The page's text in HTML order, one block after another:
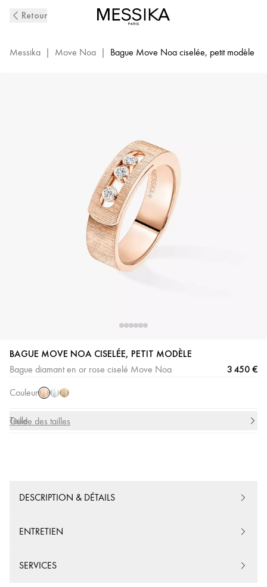
Diamant
Or
Retour
Messika | Move Noa | Bague Move Noa ciselée, petit modèle
BAGUE MOVE NOA CISELÉE, PETIT MODÈLE
Bague diamant en or rose ciselé Move Noa 3 450 €
Couleur
Or
Rose
Or
Guide des tailles
Taille
DESCRIPTION & DÉTAILS
ENTRETIEN
SERVICES